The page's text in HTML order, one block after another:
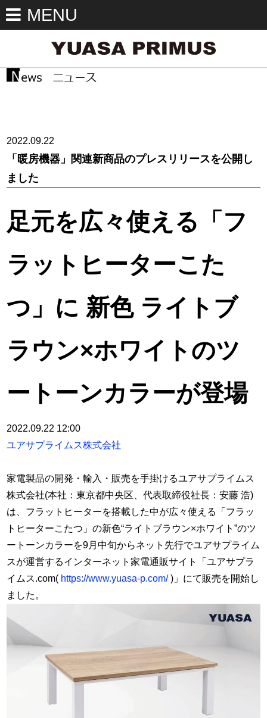
MENU
2022.09.22
「暖房機器」関連新商品のプレスリリースを公開し
ました
足元を広々使える「フ
ラットヒーターこた
つ」に 新色 ライトブ
ラウン×ホワイトのツ
ートーンカラーが登場
2022.09.22 12:00
ユアサプライムス株式会社
家電製品の開発・輸入・販売を手掛けるユアサプライムス
株式会社(本社：東京都中央区、代表取締役社長：安藤 浩)
は、フラットヒーターを搭載した中が広々使える「フラッ
トヒーターこたつ」の新色“ライトブラウン×ホワイト”のツ
ートーンカラーを9月中旬からネット先行でユアサプライム
スが運営するインターネット家電通販サイト「ユアサプラ
イムス.com( https://www.yuasa-p.com/)」にて販売を開始し
ました。